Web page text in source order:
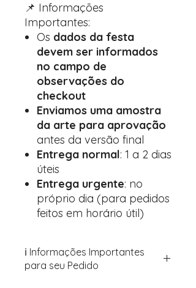
📌 Informações
Importantes:
Os dados da festa
devem ser informados
no campo de
observações do
checkout
Enviamos uma amostra
da arte para aprovação
antes da versão final
Entrega normal: 1 a 2 dias
úteis
Entrega urgente: no
próprio dia (para pedidos
feitos em horário útil)
ℹ️ Informações Importantes
para seu Pedido